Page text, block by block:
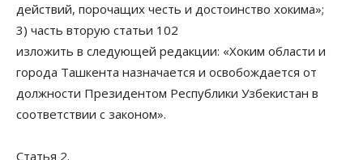
действий, порочащих честь и достоинство хокима»;
3) часть вторую статьи 102
изложить в следующей редакции: «Хоким области и
города Ташкента назначается и освобождается от
должности Президентом Республики Узбекистан в
соответствии с законом».
Статья 2.